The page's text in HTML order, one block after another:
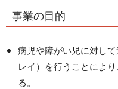
事業の目的
病児や障がい児に対し
レイ）を行うことによ
る。